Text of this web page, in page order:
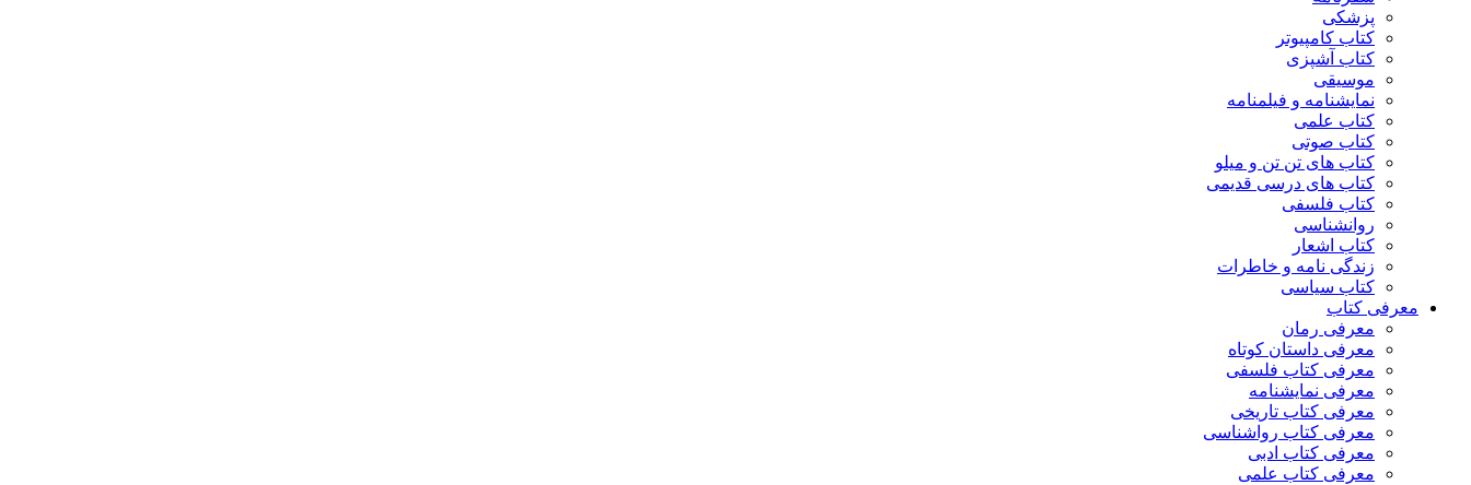
پزشکی
کتاب کامپیوتر
کتاب آشپزی
موسیقی
نمایشنامه و فیلمنامه
کتاب علمی
کتاب صوتی
کتاب های تن تن و میلو
کتاب های درسی قدیمی
کتاب فلسفی
روانشناسی
کتاب اشعار
زندگی نامه و خاطرات
کتاب سیاسی
معرفی کتاب
معرفی رمان
معرفی داستان کوتاه
معرفی کتاب فلسفی
معرفی نمایشنامه
معرفی کتاب تاریخی
معرفی کتاب رواشناسی
معرفی کتاب ادبی
معرفی کتاب علمی